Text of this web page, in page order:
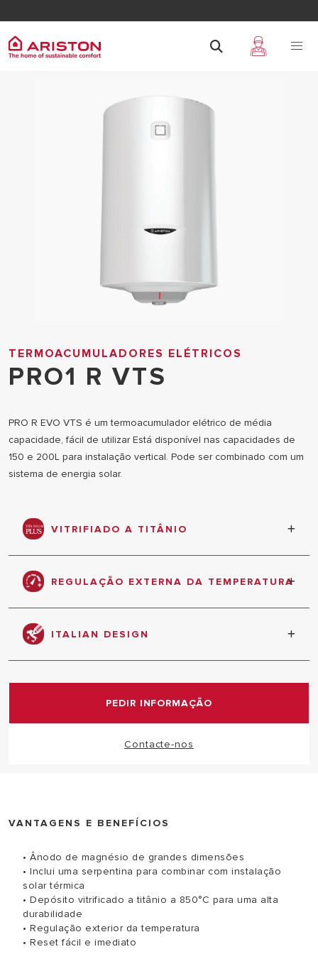
TERMOACUMULADORES ELÉTRICOS
PRO1 R VTS
PRO R EVO VTS é um termoacumulador elétrico de média
capacidade, fácil de utilizar Está disponível nas capacidades de
150 e 200L para instalação vertical. Pode ser combinado com um
sistema de energia solar.
VITRIFIADO A TITÂNIO
exclusiva tecnologia de vitrificado a titânio do
depósito com tratamento a 850°C
REGULAÇÃO EXTERNA DA TEMPERATURA
Permite ao utilizador eleger a temperatura mais
adequada de acordo com as necessidades.
ITALIAN DESIGN
O design dos nossos equipamentos, tem a
modernos e inovadoresPEDIR INFORMAÇÃO
Contacte-nos
VANTAGENS E BENEFÍCIOS
• Ânodo de magnésio de grandes dimensões
• Inclui uma serpentina para combinar com instalação
solar térmica
• Depósito vitrificado a titânio a 850°C para uma alta
durabilidade
• Regulação exterior da temperatura
• Reset fácil e imediato